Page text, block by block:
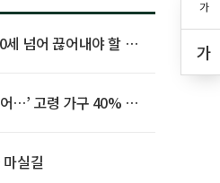
가
가
넘어 끊어내야 할 사
…’ 고령 가구 40% 노
실길